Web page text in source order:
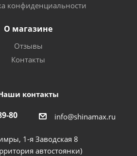
конфиденциальности
О магазине
Отзывы
Контакты
контакты
80 info@shinamax.ru
1-я Заводская 8
автостоянки)